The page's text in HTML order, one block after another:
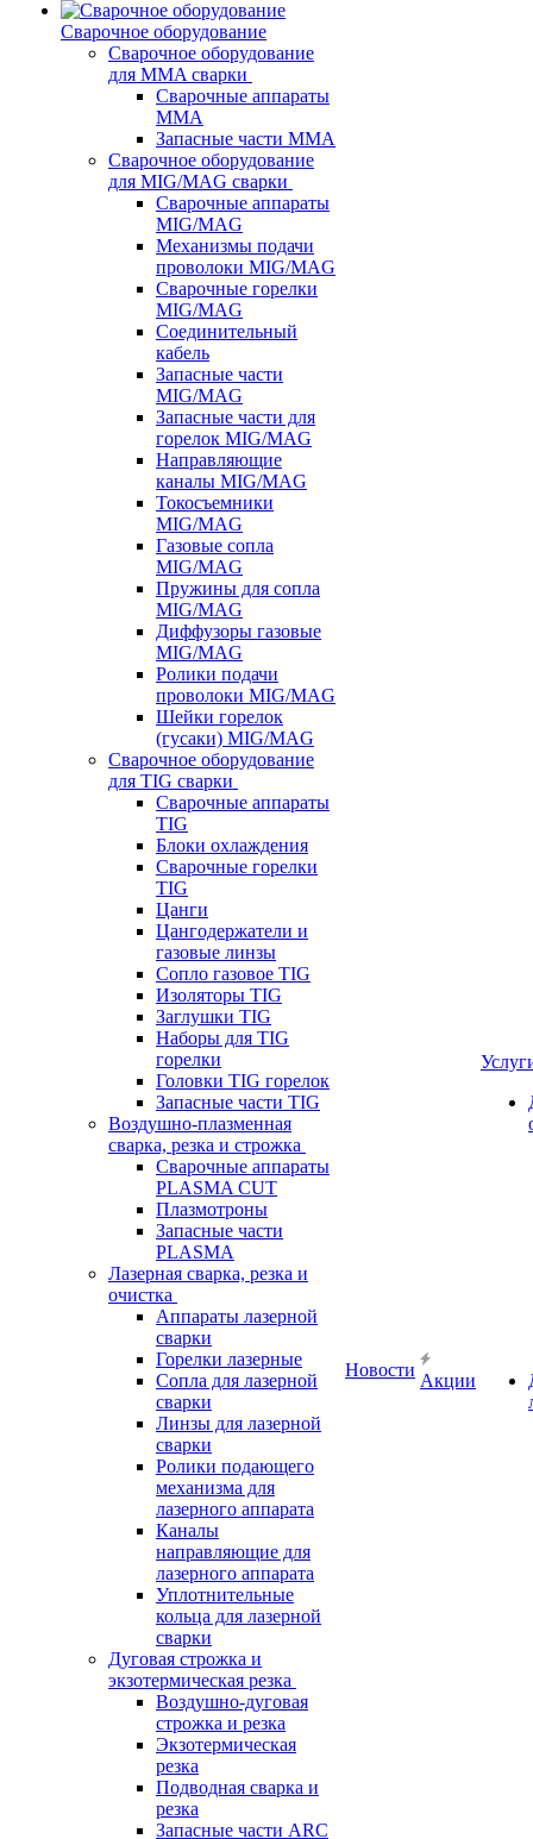
Сварочное оборудование
Сварочное оборудование
для MMA сварки
Сварочные аппараты
MMA
Запасные части MMA
Сварочное оборудование
для MIG/MAG сварки
Сварочные аппараты
MIG/MAG
Механизмы подачи
проволоки MIG/MAG
Сварочные горелки
MIG/MAG
Соединительный
кабель
Запасные части
MIG/MAG
Запасные части для
горелок MIG/MAG
Направляющие
каналы MIG/MAG
Токосъемники
MIG/MAG
Газовые сопла
MIG/MAG
Пружины для сопла
MIG/MAG
Диффузоры газовые
MIG/MAG
Ролики подачи
проволоки MIG/MAG
Шейки горелок
(гусаки) MIG/MAG
Сварочное оборудование
для TIG сварки
Сварочные аппараты
TIG
Блоки охлаждения
Сварочные горелки
TIG
Цанги
Цангодержатели и
газовые линзы
Сопло газовое TIG
Изоляторы TIG
Заглушки TIG
Наборы для TIG
горелки
Головки TIG горелок
Запасные части TIG
Воздушно-плазменная
сварка, резка и строжка
Сварочные аппараты
PLASMA CUT
Плазмотроны
Запасные части
PLASMA
Лазерная сварка, резка и
очистка
Аппараты лазерной
сварки
Горелки лазерные
Сопла для лазерной
сварки
Линзы для лазерной
сварки
Ролики подающего
механизма для
лазерного аппарата
Каналы
направляющие для
лазерного аппарата
Уплотнительные
кольца для лазерной
сварки
Дуговая строжка и
экзотермическая резка
Воздушно-дуговая
строжка и резка
Экзотермическая
резка
Подводная сварка и
резка
Запасные части ARC
Новости
Акции